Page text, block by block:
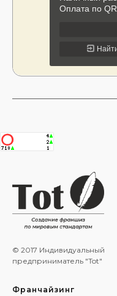
© 2017 Индивидуальный
предприниматель "Tot"
Франчайзинг